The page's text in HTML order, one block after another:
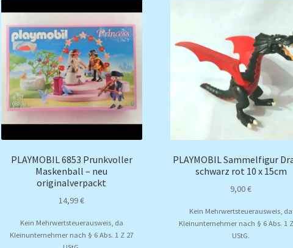
PLAYMOBIL 6853 Prunkvoller
Maskenball – neu
originalverpackt
14,99€
Kein Mehrwertsteuerausweis, da
Kleinunternehmer nach § 6 Abs. 1 Z 27
PLAYMOBIL Sammelfigur
schwarz rot 10 x 15cm
9,00€
Kein Mehrwertsteuerausweis, da
Kleinunternehmer nach § 6 Abs. 1
UStG.